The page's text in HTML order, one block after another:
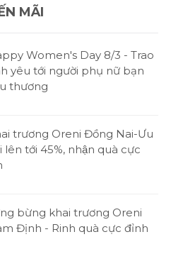
MÃI
Women's Day 8/3 - Trao
yêu tới người phụ nữ bạn
thương
trương Oreni Đồng Nai-Ưu
lên tới 45%, nhận quà cực
bừng khai trương Oreni
Định - Rinh quà cực đỉnh